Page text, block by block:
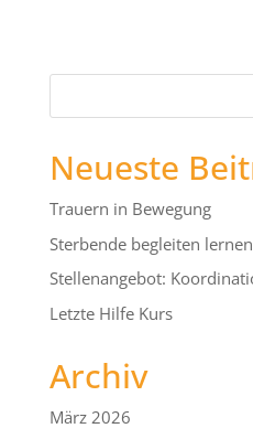
Neueste
Trauern in Bewegung
Sterbende begleiten lernen
Stellenangebot:
Letzte Hilfe Kurs
Archiv
März 2026